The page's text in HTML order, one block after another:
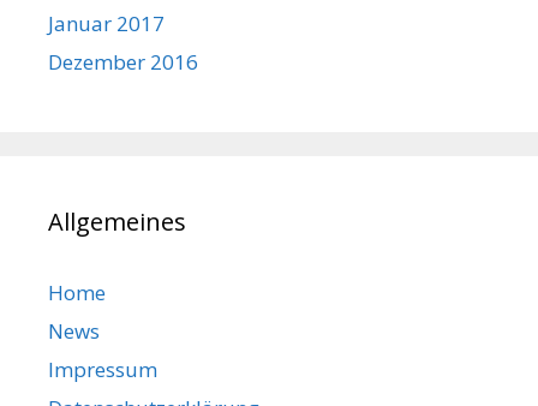
Januar 2017
Dezember 2016
Allgemeines
Home
News
Impressum